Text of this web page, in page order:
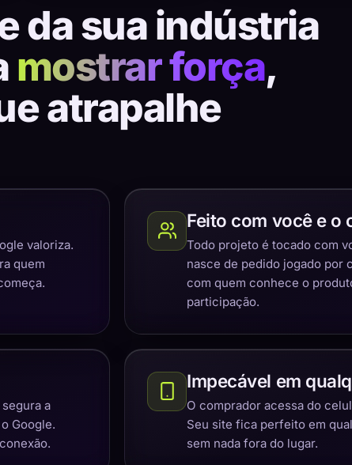
da sua indústria
mostrar força,
atrapalhe
valoriza.
quem
Feito com você e o
Todo projeto é tocado com
nasce de pedido jogado por
com quem conhece o
participação.
a
Google.
Impecável em
O comprador acessa do
Seu site fica perfeito em
sem nada fora do lugar.